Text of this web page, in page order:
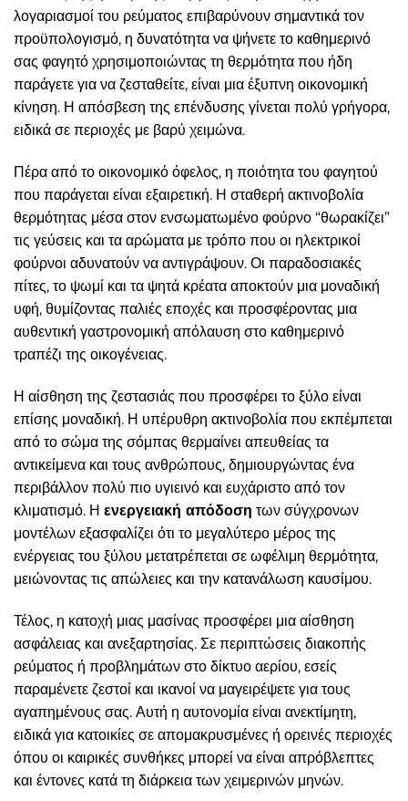
λογαριασμοί του ρεύματος επιβαρύνουν σημαντικά τον
προϋπολογισμό, η δυνατότητα να ψήνετε το καθημερινό
σας φαγητό χρησιμοποιώντας τη θερμότητα που ήδη
παράγετε για να ζεσταθείτε, είναι μια έξυπνη οικονομική
κίνηση. Η απόσβεση της επένδυσης γίνεται πολύ γρήγορα,
ειδικά σε περιοχές με βαρύ χειμώνα.
Πέρα από το οικονομικό όφελος, η ποιότητα του φαγητού
που παράγεται είναι εξαιρετική. Η σταθερή ακτινοβολία
θερμότητας μέσα στον ενσωματωμένο φούρνο “θωρακίζει”
τις γεύσεις και τα αρώματα με τρόπο που οι ηλεκτρικοί
φούρνοι αδυνατούν να αντιγράψουν. Οι παραδοσιακές
πίτες, το ψωμί και τα ψητά κρέατα αποκτούν μια μοναδική
υφή, θυμίζοντας παλιές εποχές και προσφέροντας μια
αυθεντική γαστρονομική απόλαυση στο καθημερινό
τραπέζι της οικογένειας.
Η αίσθηση της ζεστασιάς που προσφέρει το ξύλο είναι
επίσης μοναδική. Η υπέρυθρη ακτινοβολία που εκπέμπεται
από το σώμα της σόμπας θερμαίνει απευθείας τα
αντικείμενα και τους ανθρώπους, δημιουργώντας ένα
περιβάλλον πολύ πιο υγιεινό και ευχάριστο από τον
κλιματισμό. Η ενεργειακή απόδοση των σύγχρονων
μοντέλων εξασφαλίζει ότι το μεγαλύτερο μέρος της
ενέργειας του ξύλου μετατρέπεται σε ωφέλιμη θερμότητα,
μειώνοντας τις απώλειες και την κατανάλωση καυσίμου.
Τέλος, η κατοχή μιας μασίνας προσφέρει μια αίσθηση
ασφάλειας και ανεξαρτησίας. Σε περιπτώσεις διακοπής
ρεύματος ή προβλημάτων στο δίκτυο αερίου, εσείς
παραμένετε ζεστοί και ικανοί να μαγειρέψετε για τους
αγαπημένους σας. Αυτή η αυτονομία είναι ανεκτίμητη,
ειδικά για κατοικίες σε απομακρυσμένες ή ορεινές περιοχές
όπου οι καιρικές συνθήκες μπορεί να είναι απρόβλεπτες
και έντονες κατά τη διάρκεια των χειμερινών μηνών.